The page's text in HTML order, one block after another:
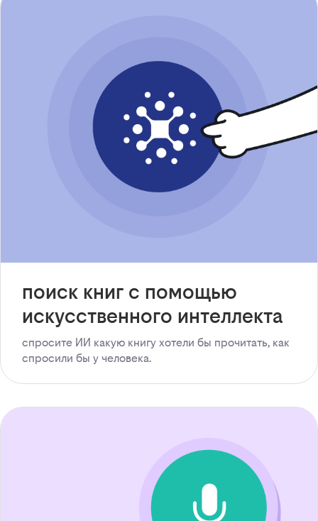
поиск книг с помощью
искусственного интеллекта
спросите ИИ какую книгу хотели бы прочитать, как
спросили бы у человека.